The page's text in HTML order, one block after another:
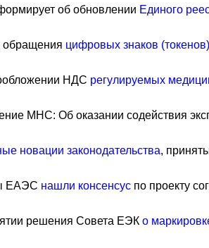
об обновлении Единого
обращения цифровых знаков (токенов)
НДС регулируемых
МНС: Об оказании содействия
новации законодательства,
ЕАЭС нашли консенсус по проекту
решения Совета ЕЭК о